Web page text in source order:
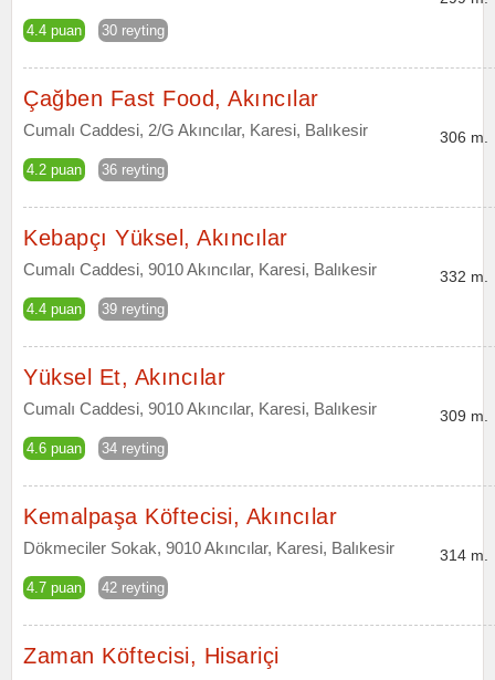
4.4 puan 30 reyting
Çağben Fast Food, Akıncılar
Cumalı Caddesi, 2/G Akıncılar, Karesi, Balıkesir
4.2 puan 36 reyting
306 m.
Kebapçı Yüksel, Akıncılar
Cumalı Caddesi, 9010 Akıncılar, Karesi, Balıkesir
4.4 puan 39 reyting
332 m.
Yüksel Et, Akıncılar
Cumalı Caddesi, 9010 Akıncılar, Karesi, Balıkesir
4.6 puan 34 reyting
309 m.
Kemalpaşa Köftecisi, Akıncılar
Dökmeciler Sokak, 9010 Akıncılar, Karesi, Balıkesir
4.7 puan 42 reyting
314 m.
Zaman Köftecisi, Hisariçi